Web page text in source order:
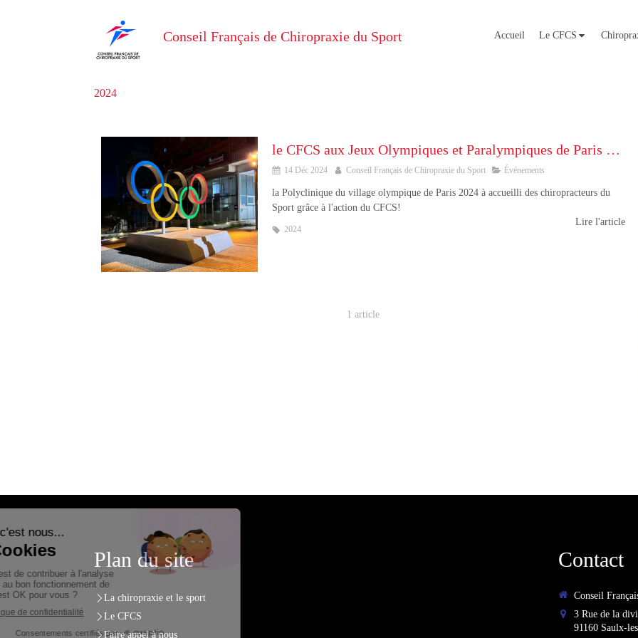
Accueil Le CFCS
Conseil Français de Chiropraxie du Sport
2024
le CFCS aux Jeux Olympiques et Paralympiques de Paris 2024
14 Déc 2024 Conseil Français de Chiropraxie du Sport Événements
la Polyclinique du village olympique de Paris 2024 à accueilli des chiropracteurs du
Sport grâce à l'action du CFCS!
Lire l'article
2024
1 article
Plan du site
La chiropraxie et le sport
Le CFCS
Faire appel à nous
Contact
Conseil
3 Rue de la
91160 Saulx-